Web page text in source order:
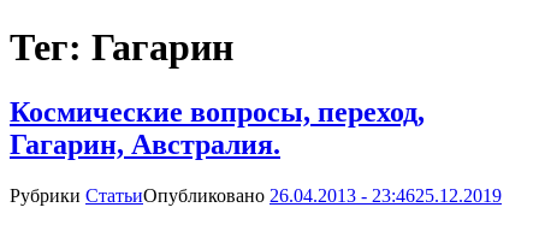
Тег: Гагарин
Космические вопросы, переход,
Гагарин, Австралия.
Рубрики СтатьиОпубликовано 26.04.2013 - 23:4625.12.2019